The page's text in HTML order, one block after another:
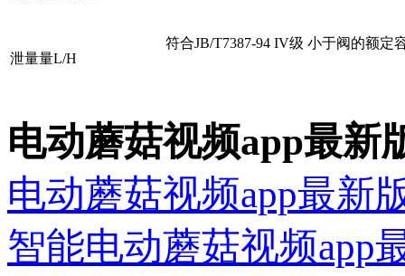
泄量量L/H
符合JB/T7387-94 IV级 小于阀的额定
电动蘑菇视频app最新
电动蘑菇视频app最新
智能电动蘑菇视频app